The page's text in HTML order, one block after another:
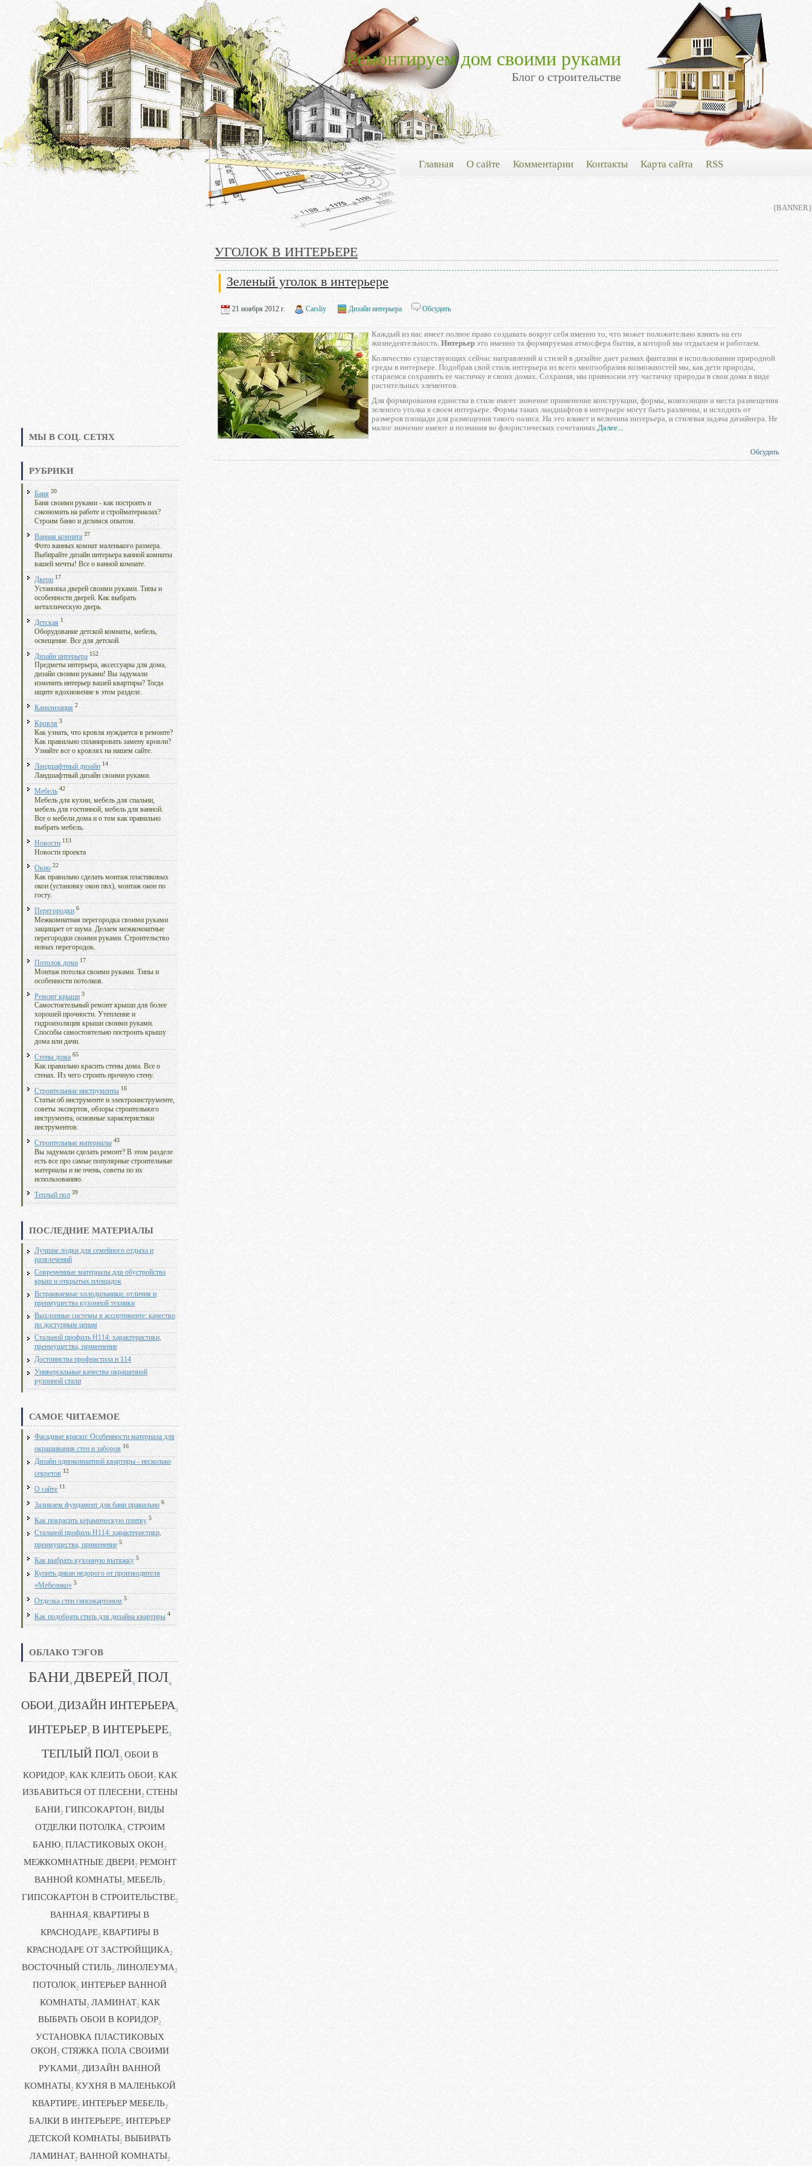
Ремонтируем дом своими руками
Блог о строительстве
Главная О сайте Комментарии Контакты Карта сайта RSS
{BANNER}
МЫ В СОЦ. СЕТЯХ
РУБРИКИ
Баня 20
Баня своими руками - как построить и
сэкономить на работе и стройматериалах?
Строим баню и делимся опытом.
Ванная комната 37
Фото ванных комнат маленького размера.
Выбирайте дизайн интерьера ванной комнаты
вашей мечты! Все о ванной комнате.
Двери 17
Установка дверей своими руками. Типы и
особенности дверей. Как выбрать
металлическую дверь.
Детская 1
Оборудование детской комнаты, мебель,
освещение. Все для детской.
Дизайн интерьера 152
Предметы интерьера, аксессуары для дома,
дизайн своими руками! Вы задумали
изменить интерьер вашей квартиры? Тогда
ищите вдохновение в этом разделе.
Канализация 2
Кровля 3
Как узнать, что кровля нуждается в ремонте?
Как правильно спланировать замену кровли?
Узнайте все о кровлях на нашем сайте.
Ландшафтный дизайн 14
Ландшафтный дизайн своими руками.
Мебель 42
Мебель для кухни, мебель для спальни,
мебель для гостинной, мебель для ванной.
Все о мебели дома и о том как правильно
выбрать мебель.
Новости 113
Новости проекта
Окно 22
Как правильно сделать монтаж пластиковых
окон (установку окон пвх), монтаж окон по
госту.
Перегородки 6
Межкомнатная перегородка своими руками
защищает от шума. Делаем межкомнатные
перегородки своими руками. Строительство
новых перегородок.
Потолок дома 17
Монтаж потолка своими руками. Типы и
особенности потолков.
Ремонт крыши 3
Самостоятельный ремонт крыши для более
хорошей прочности. Утепление и
гидроизоляция крыши своими руками.
Способы самостоятельно построить крышу
дома или дачи.
Стены дома 65
Как правильно красить стены дома. Все о
стенах. Из чего строить прочную стену.
Строительные инструменты 16
Статьи об инструменте и электроинструменте,
советы экспертов, обзоры строительного
инструмента, основные характеристики
инструментов.
Строительные материалы 43
Вы задумали сделать ремонт? В этом разделе
есть все про самые популярные строительные
материалы и не очень, советы по их
использованию.
Теплый пол 39
ПОСЛЕДНИЕ МАТЕРИАЛЫ
Лучшие лодки для семейного отдыха и
развлечений
Современные материалы для обустройства
крыш и открытых площадок
Встраиваемые холодильники: отличия и
преимущества кухонной техники
Выхлопные системы в ассортименте: качество
по доступным ценам
Стальной профиль Н114: характеристики,
преимущества, применение
Достоинства профнастила н 114
Универсальные качества окрашенной
рулонной стали
САМОЕ ЧИТАЕМОЕ
Фасадные краски: Особенности материала для
окрашивания стен и заборов 16
Дизайн однокомнатной квартиры - несколько
секретов 12
О сайте 11
Заливаем фундамент для бани правильно 6
Как покрасить керамическую плитку 5
Стальной профиль Н114: характеристики,
преимущества, применение 5
Как выбрать кухонную вытяжку 5
Купить диван недорого от производителя
«Мебелико» 5
Отделка стен гипсокартоном 5
Как подобрать стиль для дизайна квартиры 4
ОБЛАКО ТЭГОВ
БАНИ4 ДВЕРЕЙ4 ПОЛ4
ОБОИ3 ДИЗАЙН ИНТЕРЬЕРА3
ИНТЕРЬЕР3 В ИНТЕРЬЕРЕ3
ТЕПЛЫЙ ПОЛ3 ОБОИ В
КОРИДОР2 КАК КЛЕИТЬ ОБОИ2 КАК
ИЗБАВИТЬСЯ ОТ ПЛЕСЕНИ2 СТЕНЫ
БАНИ2 ГИПСОКАРТОН2 ВИДЫ
ОТДЕЛКИ ПОТОЛКА2 СТРОИМ
БАНЮ2 ПЛАСТИКОВЫХ ОКОН2
МЕЖКОМНАТНЫЕ ДВЕРИ2 РЕМОНТ
ВАННОЙ КОМНАТЫ2 МЕБЕЛЬ2
ГИПСОКАРТОН В СТРОИТЕЛЬСТВЕ2
ВАННАЯ2 КВАРТИРЫ В
КРАСНОДАРЕ2 КВАРТИРЫ В
КРАСНОДАРЕ ОТ ЗАСТРОЙЩИКА2
ВОСТОЧНЫЙ СТИЛЬ2 ЛИНОЛЕУМА2
ПОТОЛОК2 ИНТЕРЬЕР ВАННОЙ
КОМНАТЫ2 ЛАМИНАТ2 КАК
ВЫБРАТЬ ОБОИ В КОРИДОР2
УСТАНОВКА ПЛАСТИКОВЫХ
ОКОН2 СТЯЖКА ПОЛА СВОИМИ
РУКАМИ2 ДИЗАЙН ВАННОЙ
КОМНАТЫ2 КУХНЯ В МАЛЕНЬКОЙ
КВАРТИРЕ2 ИНТЕРЬЕР МЕБЕЛЬ2
БАЛКИ В ИНТЕРЬЕРЕ2 ИНТЕРЬЕР
ДЕТСКОЙ КОМНАТЫ2 ВЫБИРАТЬ
ЛАМИНАТ2 ВАННОЙ КОМНАТЫ2
УГОЛОК В ИНТЕРЬЕРЕ
Зеленый уголок в интерьере
21 ноября 2012 г. Carsliy Дизайн интерьера Обсудить
Каждый из нас имеет полное право создавать вокруг себя именно то, что может положительно влиять на его
жизнедеятельность. Интерьер это именно та формируемая атмосфера бытия, в которой мы отдыхаем и работаем.
Количество существующих сейчас направлений и стилей в дизайне дает размах фантазии в использовании природной
среды в интерьере. Подобрав свой стиль интерьера из всего многообразия возможностей мы, как дети природы,
стараемся сохранить ее частичку в своих домах. Сохраняя, мы привносим эту частичку природы в свои дома в виде
растительных элементов.
Для формирования единства в стиле имеет значение применение конструкции, формы, композиции и места размещения
зеленого уголка в своем интерьере. Формы таких ландшафтов в интерьере могут быть различны, и исходить от
размеров площади для размещения такого оазиса. На это влияет и величина интерьера, и стилевая задача дизайнера. Не
малое значение имеют и познания во флористических сочетаниях.Далее...
Обсудить